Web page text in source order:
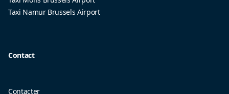
Taxi Namur Brussels Airport
Contact
Contacter